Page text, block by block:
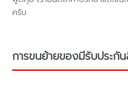
ครับ
การขนย้ายของมีรับประกั